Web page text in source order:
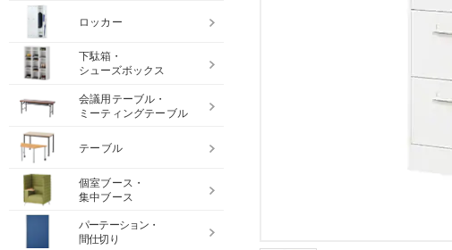
ロッカー
下駄箱・
シューズボックス
会議用テーブル・
ミーティングテーブル
テーブル
個室ブース・
集中ブース
パーテーション・
間仕切り